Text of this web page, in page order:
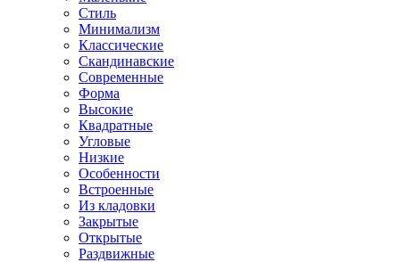
Стиль
Минимализм
Классические
Скандинавские
Современные
Форма
Высокие
Квадратные
Угловые
Низкие
Особенности
Встроенные
Из кладовки
Закрытые
Открытые
Раздвижные